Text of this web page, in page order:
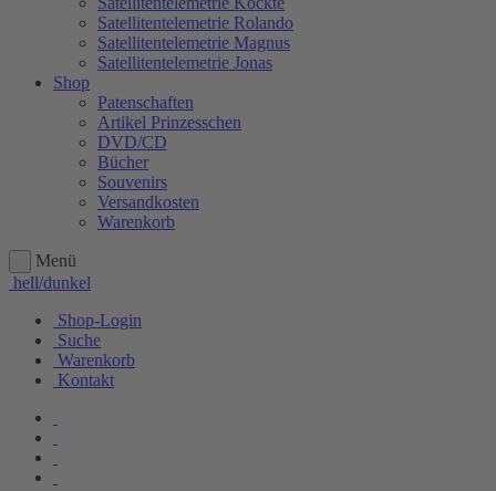
Satellitentelemetrie Rolando
Satellitentelemetrie Magnus
Satellitentelemetrie Jonas
Shop
Patenschaften
Artikel Prinzesschen
DVD/CD
Bücher
Souvenirs
Versandkosten
Warenkorb
Menü
hell/dunkel
Shop-Login
Suche
Warenkorb
Kontakt